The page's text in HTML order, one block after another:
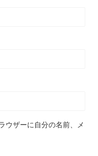
ウザーに自分の名前、メ